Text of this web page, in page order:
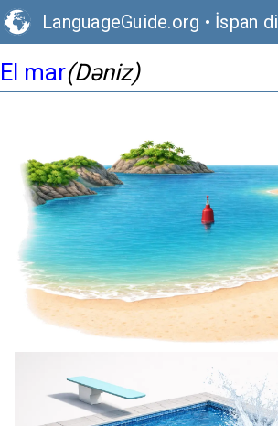
LanguageGuide.org • İspan
El mar(Dəniz)